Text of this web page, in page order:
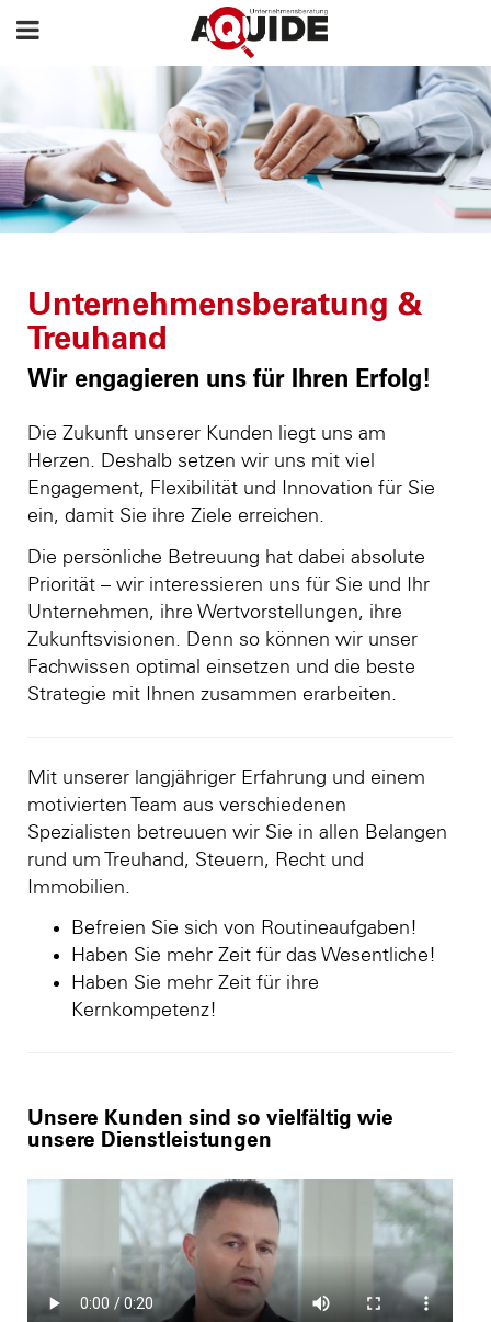
Unternehmensberatung &
Treuhand
Wir engagieren uns für Ihren Erfolg!
Die Zukunft unserer Kunden liegt uns am
Herzen. Deshalb setzen wir uns mit viel
Engagement, Flexibilität und Innovation für Sie
ein, damit Sie ihre Ziele erreichen.
Die persönliche Betreuung hat dabei absolute
Priorität – wir interessieren uns für Sie und Ihr
Unternehmen, ihre Wertvorstellungen, ihre
Zukunftsvisionen. Denn so können wir unser
Fachwissen optimal einsetzen und die beste
Strategie mit Ihnen zusammen erarbeiten.
Mit unserer langjähriger Erfahrung und einem
motivierten Team aus verschiedenen
Spezialisten betreuuen wir Sie in allen Belangen
rund um Treuhand, Steuern, Recht und
Immobilien.
Befreien Sie sich von Routineaufgaben!
Haben Sie mehr Zeit für das Wesentliche!
Haben Sie mehr Zeit für ihre
Kernkompetenz!
Unsere Kunden sind so vielfältig wie
unsere Dienstleistungen